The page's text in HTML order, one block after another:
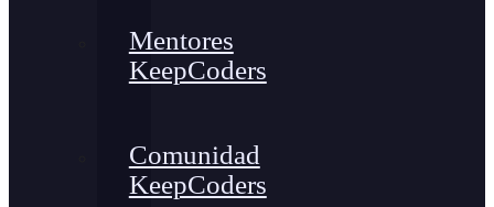
Mentores
KeepCoders
Comunidad
KeepCoders